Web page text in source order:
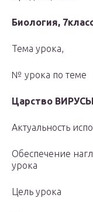
Биология,
Тема урока,
№ урока по теме
Царство
Актуальность
Обеспечение
урока
Цель урока